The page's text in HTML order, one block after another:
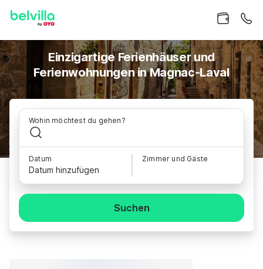
Einzigartige Ferienhäuser und
Ferienwohnungen in Magnac-Laval
Wohin möchtest du gehen?
Datum
Datum hinzufügen
Zimmer und Gäste
Suchen